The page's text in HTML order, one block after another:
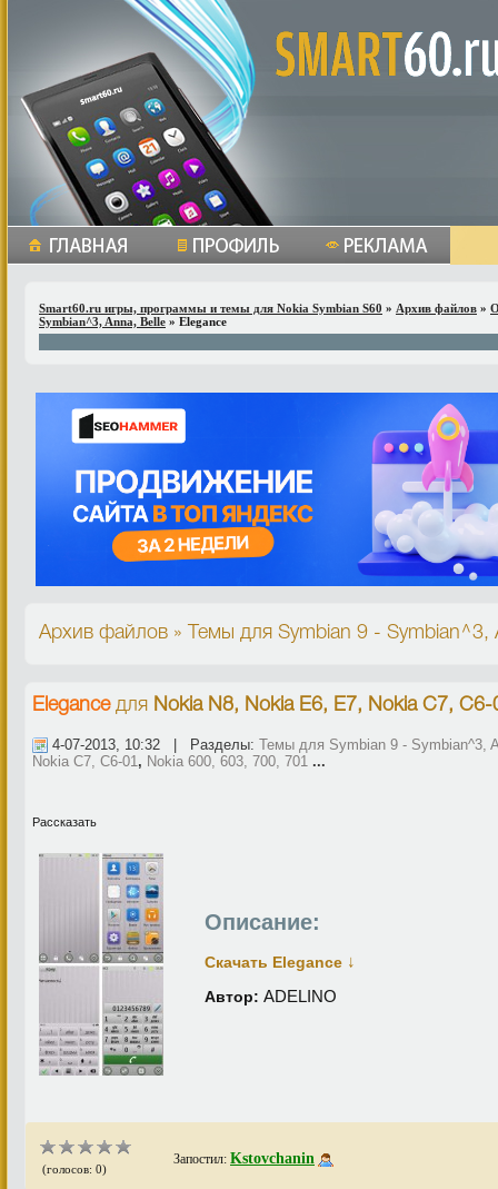
Smart60.ru игры, программы и темы для Nokia Symbian S60 » Архив файлов »
Symbian^3, Anna, Belle » Elegance
Архив файлов » Темы для Symbian 9 - Symbian^3,
Eleganceдля Nokia N8, Nokia E6, E7, Nokia C7,
4-07-2013, 10:32 | Разделы: Темы для Symbian 9 - Symbian^3,
Nokia C7, C6-01 , Nokia 600, 603, 700, 701 ...
Рассказать
Описание:
Скачать Elegance ↓
Автор: ADELINO
(голосов: 0)
Запостил: Kstovchanin